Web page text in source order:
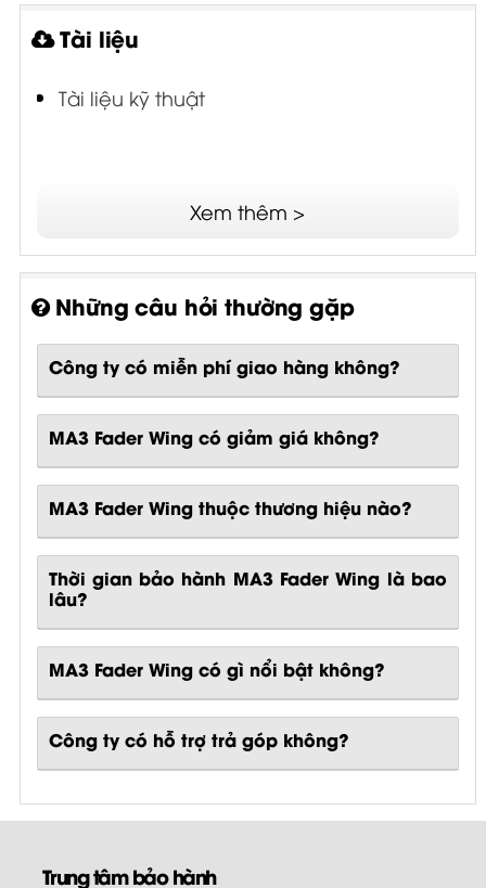
Tài liệu
Tài liệu kỹ thuật
Xem thêm >
Những câu hỏi thường gặp
Công ty có miễn phí giao hàng không?
MA3 Fader Wing có giảm giá không?
MA3 Fader Wing thuộc thương hiệu nào?
Thời gian bảo hành MA3 Fader Wing là bao
lâu?
MA3 Fader Wingcó gì nổi bật không?
Công ty có hỗ trợ trả góp không?
Trung tâm bảo hành